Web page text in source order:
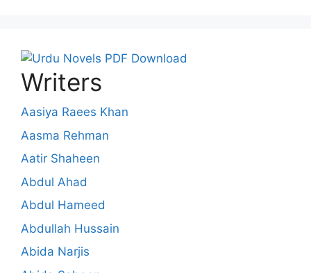
Writers
Aasiya Raees Khan
Aasma Rehman
Aatir Shaheen
Abdul Ahad
Abdul Hameed
Abdullah Hussain
Abida Narjis